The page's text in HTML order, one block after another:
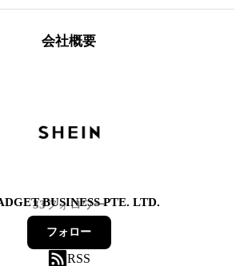
会社概要
BUSINESS PTE. LTD.
33フォロワー
フォロー
RSS